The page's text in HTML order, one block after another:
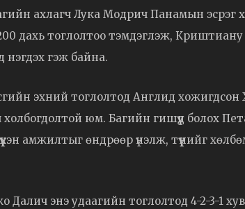
ахлагч Лука Модрич Панамын эсрэг
200 дахь тоглолтоо тэмдэглэж,
гэж байна.
эхний тоглолтод Англид хожигдсон
холбогдолтой юм. Багийн гишүүд болох
амжилтыг өндрөөр үнэлж, түүнийг
Далич энэ удаагийн тоглолтод 4-2-3-1